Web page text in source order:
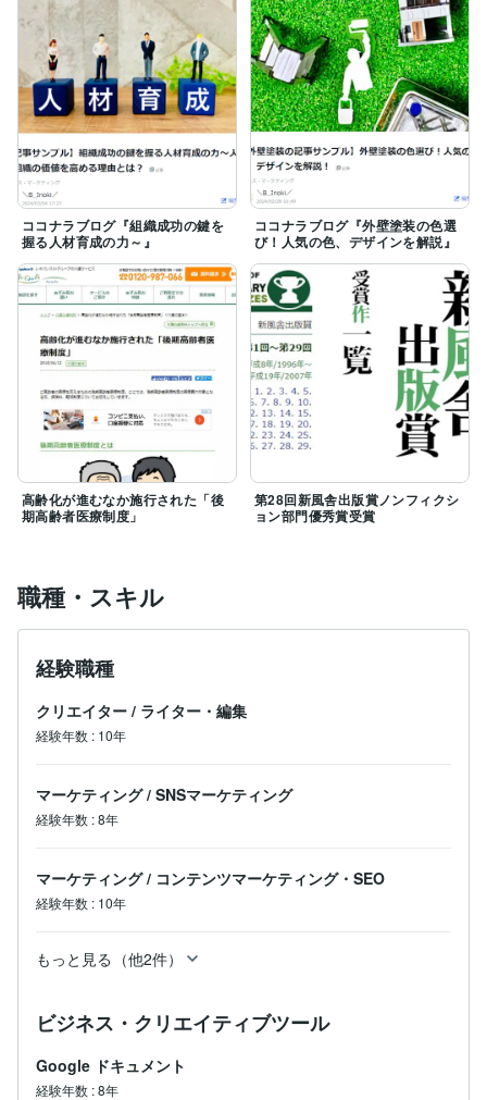
ココナラブログ『組織成功の鍵を
握る人材育成の力～』
ココナラブログ『外壁塗装の色選
び！人気の色、デザインを解説』
高齢化が進むなか施行された「後
期高齢者医療制度」
第28回新風舎出版賞ノンフィクシ
ョン部門優秀賞受賞
職種・スキル
経験職種
クリエイター / ライター・編集
経験年数 : 10年
マーケティング / SNSマーケティング
経験年数 :8年
マーケティング / コンテンツマーケティング・SEO
経験年数 : 10年
もっと見る（他2件）
ビジネス・クリエイティブツール
Google ドキュメント
経験年数 :8年